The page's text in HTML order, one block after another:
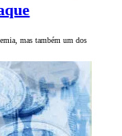
mas também um dos